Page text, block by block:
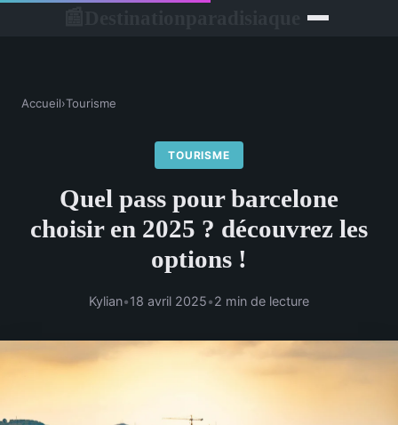
Accueil›Tourisme
TOURISME
Quel pass pour barcelone
choisir en 2025 ? découvrez les
options !
Kylian•18 avril 2025•2 min de lecture